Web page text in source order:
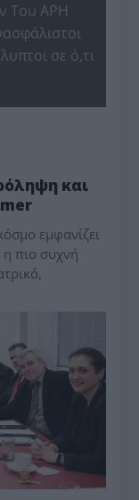
Του ΑΡΗ
σε ό,τι
και
εμφανίζει
η πιο συχνή